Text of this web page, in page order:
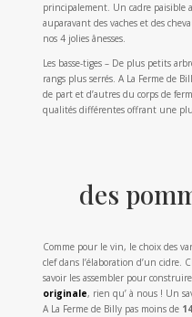
principalement. Un cadre paisible
auparavant des vaches et des
nos 4 jolies ânesses.
Les basse-tiges – De plus petits
rangs plus serrés. A La Ferme de
de part et d’autres du corps de
qualités différentes offrant une
des
Comme pour le vin, le choix des
clef dans l’élaboration d’un cidre.
savoir les assembler pour
originale, rien qu’ à nous ! Un
A La Ferme de Billy pas moins de